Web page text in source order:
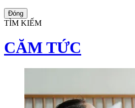
Đóng
TÌM KIẾM
CĂM TỨC